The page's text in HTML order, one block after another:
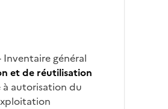
Inventaire général
et de réutilisation
autorisation du